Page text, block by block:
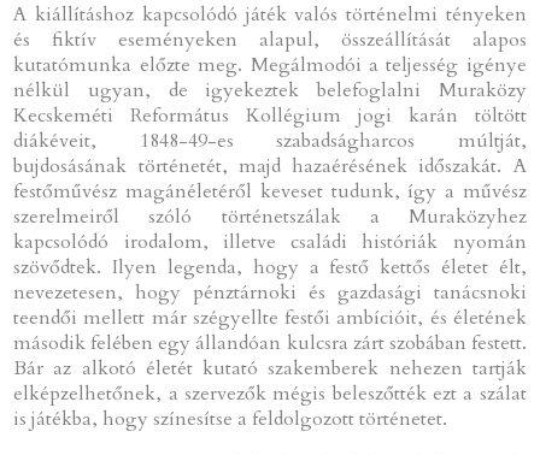
A kiállításhoz kapcsolódó játék valós történelmi tényeken
és fiktív eseményeken alapul, összeállítását alapos
kutatómunka előzte meg. Megálmodói a teljesség igénye
nélkül ugyan, de igyekeztek belefoglalni Muraközy
Kecskeméti Református Kollégium jogi karán töltött
diákéveit, 1848-49-es szabadságharcos múltját,
bujdosásának történetét, majd hazaérésének időszakát. A
festőművész magánéletéről keveset tudunk, így a művész
szerelmeiről szóló történetszálak a Muraközyhez
kapcsolódó irodalom, illetve családi históriák nyomán
szövődtek. Ilyen legenda, hogy a festő kettős életet élt,
nevezetesen, hogy pénztárnoki és gazdasági tanácsnoki
teendői mellett már szégyellte festői ambícióit, és életének
második felében egy állandóan kulcsra zárt szobában festett.
Bár az alkotó életét kutató szakemberek nehezen tartják
elképzelhetőnek, a szervezők mégis beleszőtték ezt a szálat
is játékba, hogy színesítse a feldolgozott történetet.